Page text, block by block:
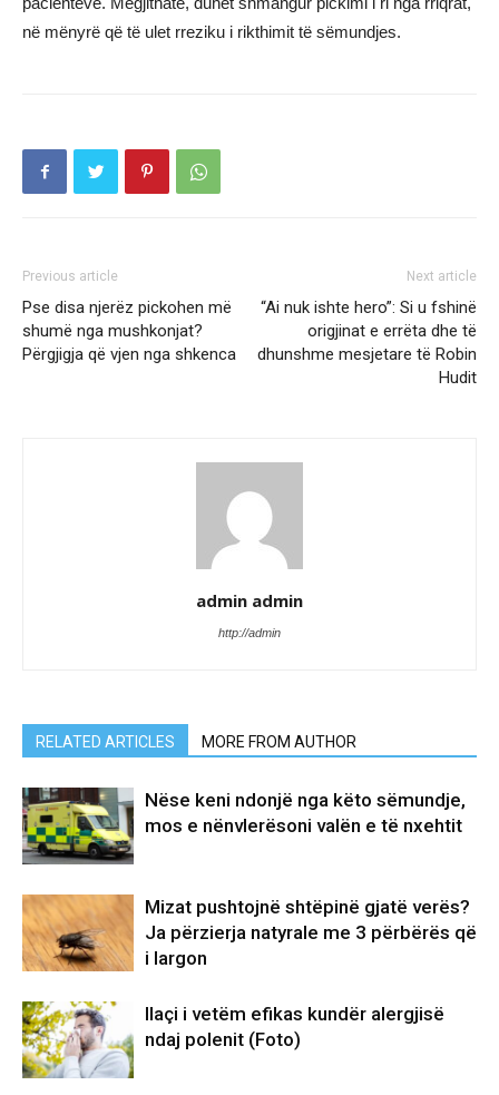
në mënyrë që të ulet rreziku i rikthimit të sëmundjes.
Previous article
Pse disa njerëz pickohen më
shumë nga mushkonjat?
Përgjigja që vjen nga shkenca
Next article
“Ai nuk ishte hero”: Si u fshinë
origjinat e errëta dhe të
dhunshme mesjetare të Robin
Hudit
admin admin
http://admin
RELATED ARTICLES MORE FROM AUTHOR
Nëse keni ndonjë nga këto sëmundje,
mos e nënvlerësoni valën e të nxehtit
Mizat pushtojnë shtëpinë gjatë verës?
Ja përzierja natyrale me 3 përbërës që
i largon
Ilaçi i vetëm efikas kundër alergjisë
ndaj polenit (Foto)